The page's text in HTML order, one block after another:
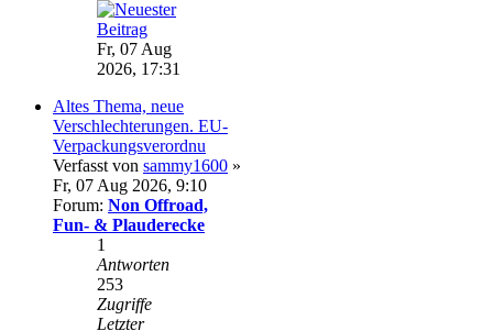
Fr, 07 Aug
2026, 17:31
Altes Thema, neue
Verschlechterungen. EU-
Verpackungsverordnu
Verfasst von sammy1600 »
Fr, 07 Aug 2026, 9:10
Forum: Non Offroad,
Fun- & Plauderecke
1
Antworten
253
Zugriffe
Letzter